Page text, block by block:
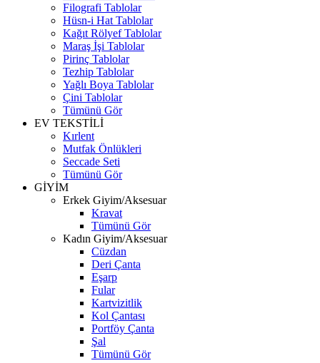
Filografi Tablolar
Hüsn-i Hat Tablolar
Kağıt Rölyef Tablolar
Maraş İşi Tablolar
Pirinç Tablolar
Tezhip Tablolar
Yağlı Boya Tablolar
Çini Tablolar
Tümünü Gör
EV TEKSTİLİ
Kırlent
Mutfak Önlükleri
Seccade Seti
Tümünü Gör
GİYİM
Erkek Giyim/Aksesuar
Kravat
Tümünü Gör
Kadın Giyim/Aksesuar
Cüzdan
Deri Çanta
Eşarp
Fular
Kartvizitlik
Kol Çantası
Portföy Çanta
Şal
Tümünü Gör